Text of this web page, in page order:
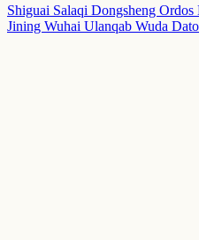
Shiguai Salaqi Dongsheng Ordos
Jining Wuhai Ulanqab Wuda